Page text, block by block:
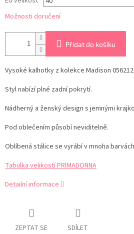
Možnosti doručení
Přidat do košíku
Vysoké kalhotky z kolekce Madison
Styl nabízí plné zadní pokrytí.
Nádherný a ženský design s jemnými
Pod oblečením působí neviditelně.
Oblíbená stálice se vyrábí v mnoha
Tabulka velikostí PRIMADONNA
Detailní informace
ZEPTAT SE SDÍLET